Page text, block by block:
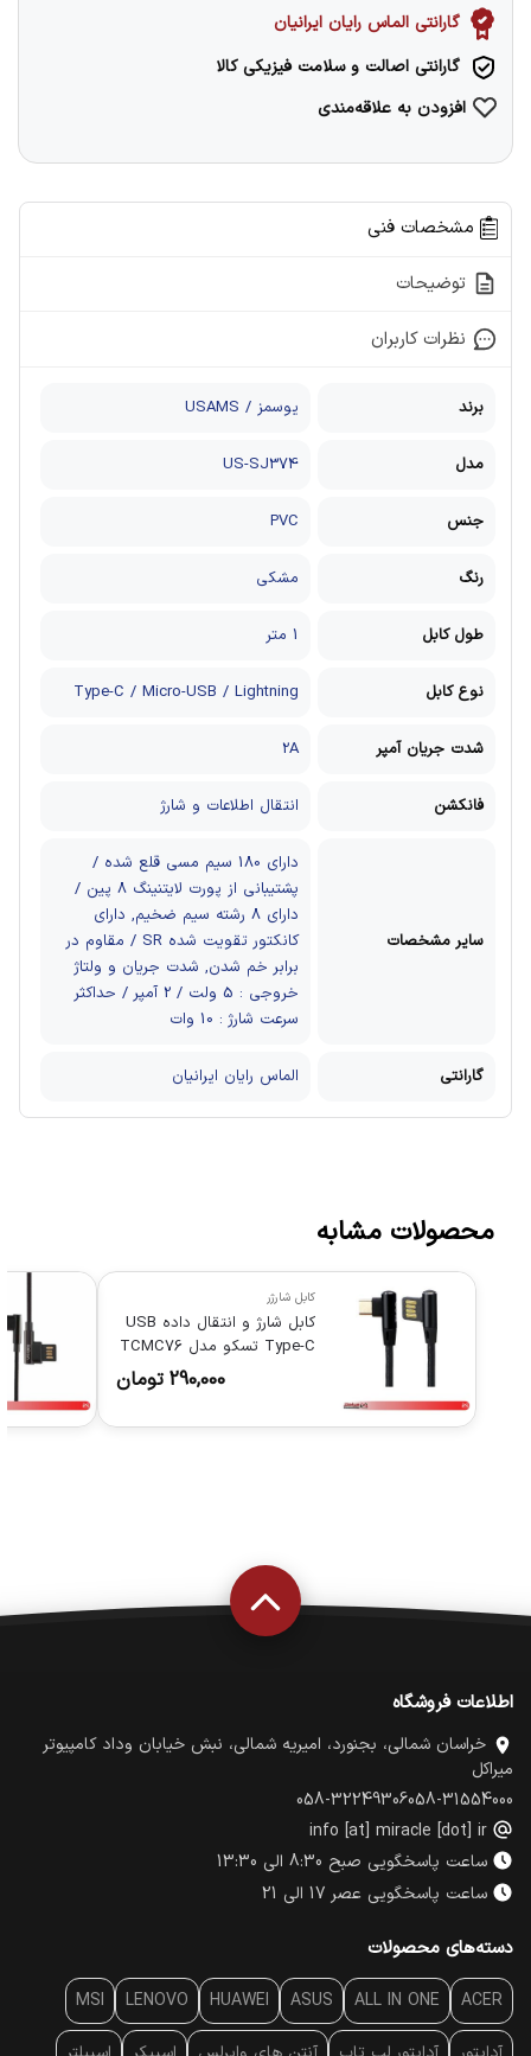
گارانتی الماس رایان ایرانیان
گارانتی اصالت و سلامت فیزیکی کالا
افزودن به علاقه‌مندی
مشخصات فنی
توضیحات
نظرات کاربران
برند یوسمز / USAMS
مدل US-SJ374
جنس PVC
رنگ مشکی
طول کابل 1 متر
نوع کابل Type-C / Micro-USB / Lightning
شدت جریان آمپر 2A
فانکشن انتقال اطلاعات و شارژ
سایر مشخصات
دارای 180 سیم مسی قلع شده /
پشتیبانی از پورت لایتنینگ 8 پین /
دارای 8 رشته سیم ضخیم, دارای
کانکتور تقویت شده SR / مقاوم در
برابر خم شدن, شدت جریان و ولتاژ
خروجی : 5 ولت / 2 آمپر / حداکثر
سرعت شارژ : 10 وات
گارانتی الماس رایان ایرانیان
محصولات مشابه
کابل شارژر
کابل شارژ و انتقال داده USB
Type-C تسکو مدل TCMC76
290,000 تومان
اطلاعات فروشگاه
خراسان شمالی، بجنورد، امیریه شمالی، نبش خیابان وداد کامپیوتر
میراکل
058-31554000
058-32249306
info [at] miracle [dot] ir
ساعت پاسخگویی صبح 8:30 الی 13:30
ساعت پاسخگویی عصر 17 الی 21
دسته‌های محصولات
ACER
ALL IN ONE
ASUS
HUAWEI
LENOVO
MSI